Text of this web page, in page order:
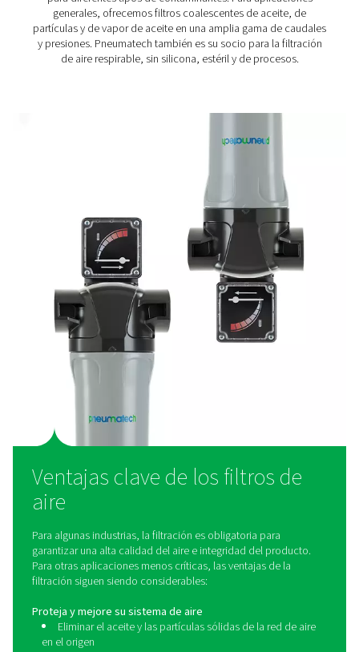
rendimiento diseñadas para industrias que
desempeñan un papel crucial en aplicaciones
bebidas, farmacéuticas, electrónicas y médicas, donde
impurezas microscópicas pueden comprometer la
seguridad y el cumplimiento normativo de los
eliminar bacterias, vapores de aceite, partículas finas y
los filtros de proceso garantizan que el aire
con los más altos estándares de pureza para
sensibles.
¿Qué es un filtro de
Como se ha mencionado anteriormente, un filtro
comprimido elimina los contaminantes que
presentes en el aire. Hay disponibles diferentes tipos
para diferentes tipos de contaminantes. Para
generales, ofrecemos filtros coalescentes de
partículas y de vapor de aceite en una amplia gama de
y presiones. Pneumatech también es su socio para la
de aire respirable, sin silicona, estéril y de